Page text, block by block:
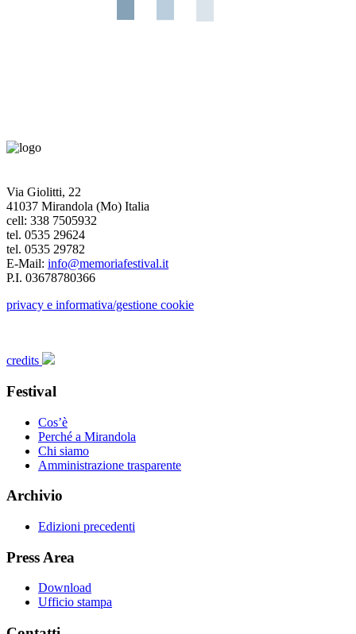
Via Giolitti, 22
41037 Mirandola (Mo) Italia
cell: 338 7505932
tel. 0535 29624
tel. 0535 29782
E-Mail: info@memoriafestival.it
P.I. 03678780366
privacy e informativa/gestione cookie
credits
Festival
Cos’è
Perché a Mirandola
Chi siamo
Amministrazione trasparente
Archivio
Edizioni precedenti
Press Area
Download
Ufficio stampa